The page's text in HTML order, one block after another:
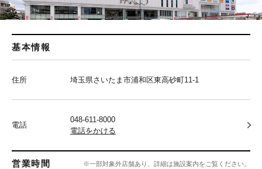
基本情報
住所 埼玉県さいたま市浦和区東高砂町11-1
電話
048-611-8000
電話をかける
営業時間 ※一部対象外店舗あり、詳細は施設案内をご覧ください。